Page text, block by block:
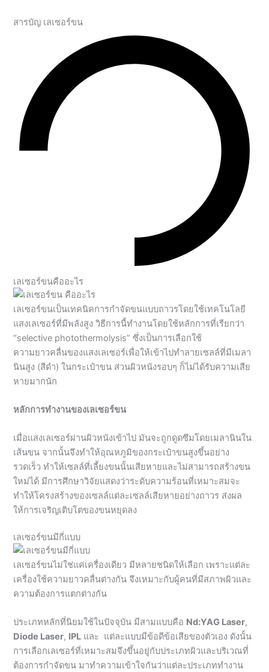
สารบัญ เลเซอร์ขน
เลเซอร์ขนคืออะไร
เลเซอร์ขนเป็นเทคนิคการกำจัดขนแบบถาวรโดยใช้เทคโนโลยี
แสงเลเซอร์ที่มีพลังสูง วิธีการนี้ทำงานโดยใช้หลักการที่เรียกว่า
“selective photothermolysis” ซึ่งเป็นการเลือกใช้
ความยาวคลื่นของแสงเลเซอร์เพื่อให้เข้าไปทำลายเซลล์ที่มีเมลา
นินสูง (สีดำ) ในกระเป๋าขน ส่วนผิวหนังรอบๆ ก็ไม่ได้รับความเสีย
หายมากนัก
หลักการทำงานของเลเซอร์ขน
เมื่อแสงเลเซอร์ผ่านผิวหนังเข้าไป มันจะถูกดูดซึมโดยเมลานินใน
เส้นขน จากนั้นจึงทำให้อุณหภูมิของกระเป๋าขนสูงขึ้นอย่าง
รวดเร็ว ทำให้เซลล์ที่เลี้ยงขนนั้นเสียหายและไม่สามารถสร้างขน
ใหม่ได้ มีการศึกษาวิจัยแสดงว่าระดับความร้อนที่เหมาะสมจะ
ทำให้โครงสร้างของเซลล์แต่ละเซลล์เสียหายอย่างถาวร ส่งผล
ให้การเจริญเติบโตของขนหยุดลง
เลเซอร์ขนมีกี่แบบ
เลเซอร์ขนไม่ใช่แค่เครื่องเดียว มีหลายชนิดให้เลือก เพราะแต่ละ
เครื่องใช้ความยาวคลื่นต่างกัน จึงเหมาะกับผู้คนที่มีสภาพผิวและ
ความต้องการแตกต่างกัน
ประเภทหลักที่นิยมใช้ในปัจจุบัน มีสามแบบคือ Nd:YAG Laser,
Diode Laser, IPL และ แต่ละแบบมีข้อดีข้อเสียของตัวเอง ดังนั้น
การเลือกเลเซอร์ที่เหมาะสมจึงขึ้นอยู่กับประเภทผิวและบริเวณที่
ต้องการกำจัดขน มาทำความเข้าใจกันว่าแต่ละประเภททำงาน